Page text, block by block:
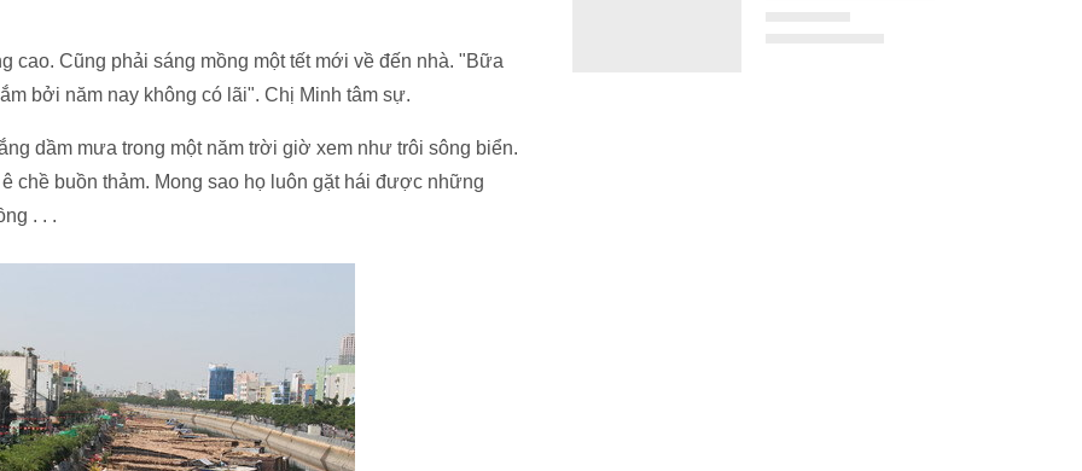
cao. Cũng phải sáng mồng một tết mới về đến nhà. "Bữa
bởi năm nay không có lãi". Chị Minh tâm sự.
dầm mưa trong một năm trời giờ xem như trôi sông biển.
chề buồn thảm. Mong sao họ luôn gặt hái được những
. . .